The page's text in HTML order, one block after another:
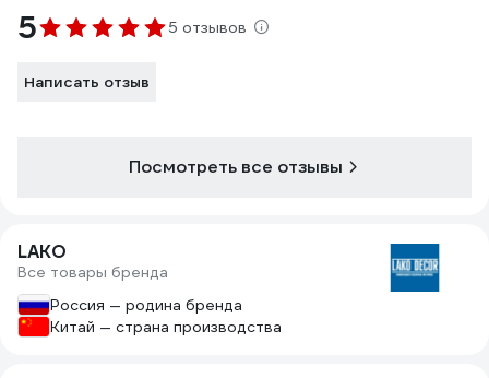
5 5 отзывов
Написать отзыв
Посмотреть все отзывы
LAKO
Все товары бренда
Россия — родина бренда
Китай — страна производства